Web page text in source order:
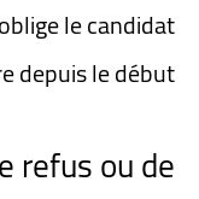
le candidat
depuis le début.
refus ou de